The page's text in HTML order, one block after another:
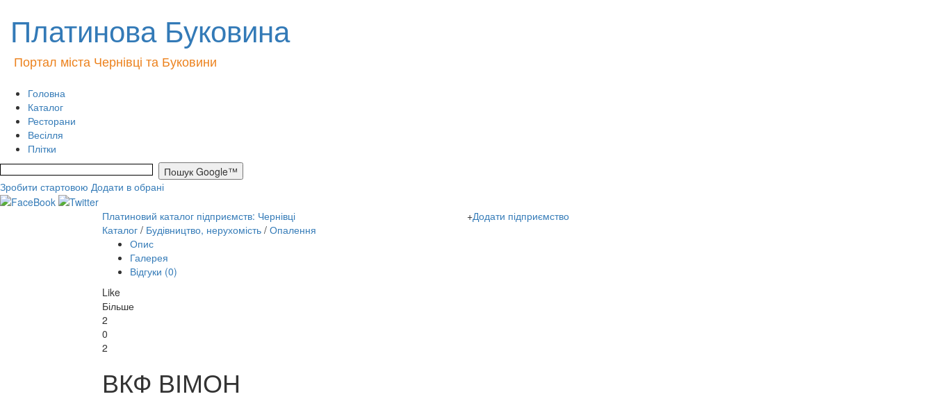
Платинова Буковина
Портал міста Чернівці та Буковини
Головна
Каталог
Ресторани
Весілля
Плітки
Зробити стартовою Додати в обрані
Платиновий каталог підприємств: Чернівці +Додати підприємство
Каталог / Будівництво, нерухомість / Опалення
Опис
Галерея
Відгуки (0)
Like
Більше
2
0
2
ВКФ ВІМОН